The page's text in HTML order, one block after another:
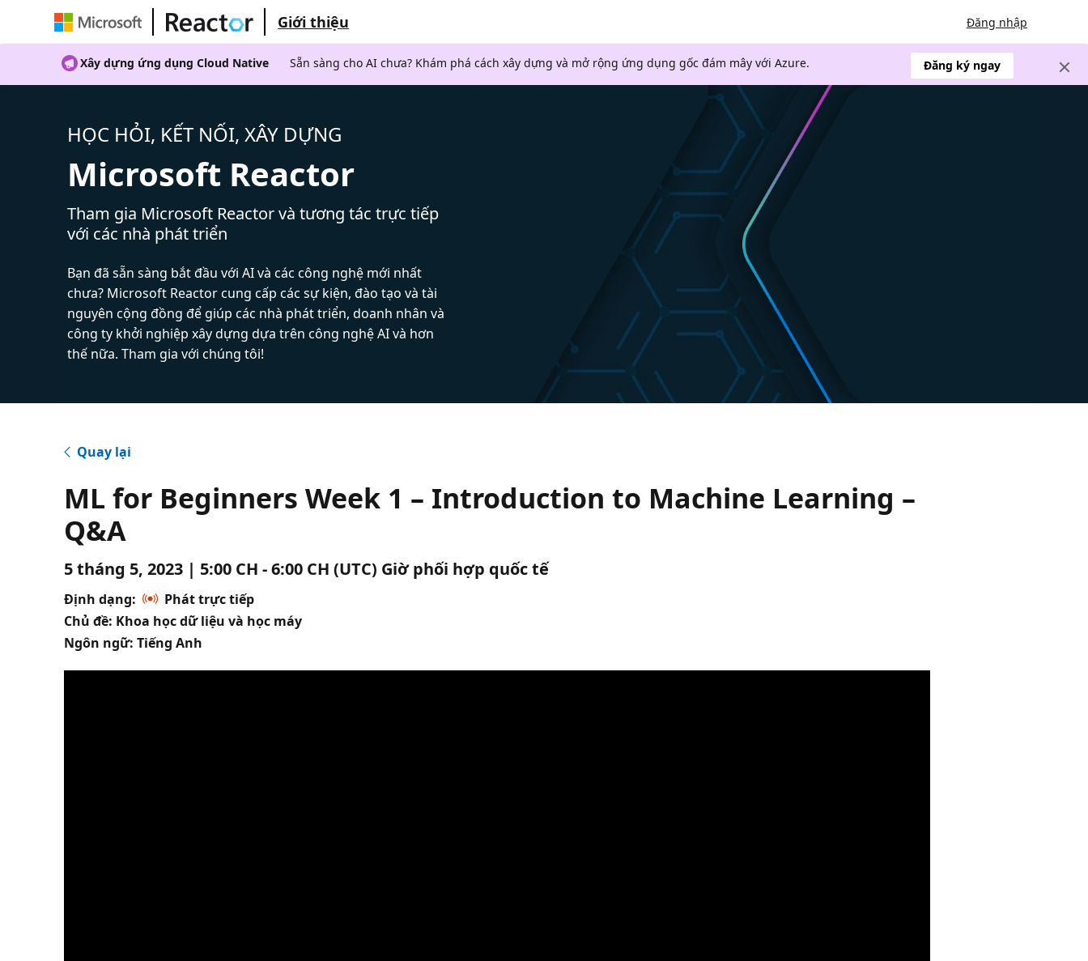
Giới thiệu Đăng nhập
Xây dựng ứng dụng Cloud Native Sẵn sàng cho AI chưa? Khám phá cách xây dựng và mở rộng ứng dụng gốc đám mây với Azure. Đăng ký ngay
HỌC HỎI, KẾT NỐI, XÂY DỰNG
Microsoft Reactor
Tham gia Microsoft Reactor và tương tác trực tiếp
với các nhà phát triển
Bạn đã sẵn sàng bắt đầu với AI và các công nghệ mới nhất
chưa? Microsoft Reactor cung cấp các sự kiện, đào tạo và tài
nguyên cộng đồng để giúp các nhà phát triển, doanh nhân và
công ty khởi nghiệp xây dựng dựa trên công nghệ AI và hơn
thế nữa. Tham gia với chúng tôi!
Quay lại
ML for Beginners Week 1 – Introduction to Machine Learning –
Q&A
5 tháng 5, 2023 | 5:00 CH - 6:00 CH (UTC) Giờ phối hợp quốc tế
Định dạng:
Phát trực tiếp
Chủ đề: Khoa học dữ liệu và học máy
Ngôn ngữ: Tiếng Anh